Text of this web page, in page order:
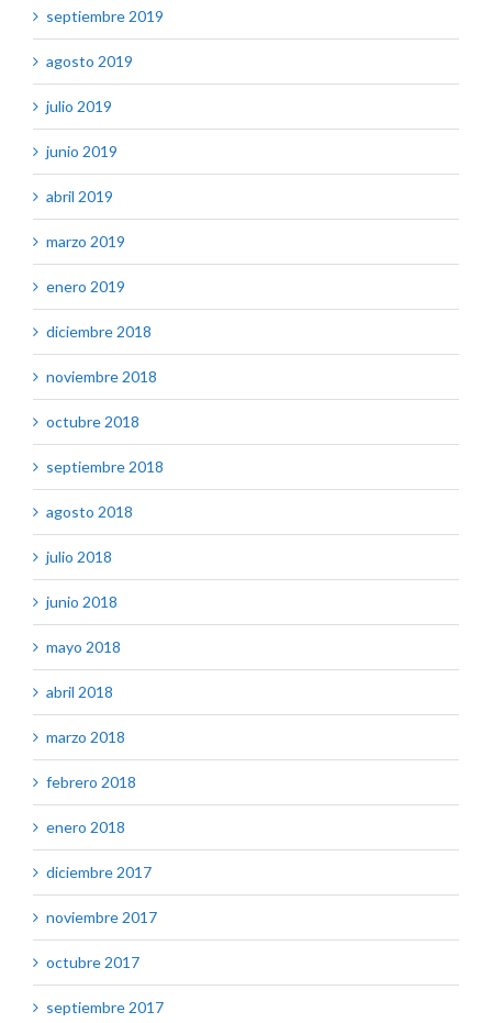
septiembre 2019
agosto 2019
julio 2019
junio 2019
abril 2019
marzo 2019
enero 2019
diciembre 2018
noviembre 2018
octubre 2018
septiembre 2018
agosto 2018
julio 2018
junio 2018
mayo 2018
abril 2018
marzo 2018
febrero 2018
enero 2018
diciembre 2017
noviembre 2017
octubre 2017
septiembre 2017